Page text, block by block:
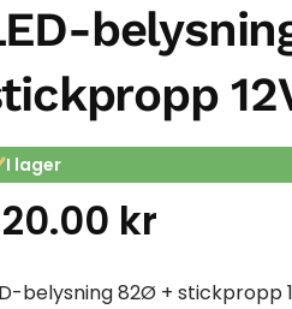
I lager
kr
belysning 82Ø + stickpropp